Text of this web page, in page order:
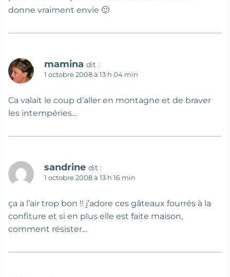
donne vraiment envie 🙂
mamina dit :
1 octobre 2008 à 13 h 04 min
Ca valait le coup d’aller en montagne et de braver
les intempéries…
sandrine dit :
1 octobre 2008 à 13 h 16 min
ça a l’air trop bon !! j’adore ces gâteaux fourrés à la
confiture et si en plus elle est faite maison,
comment résister…